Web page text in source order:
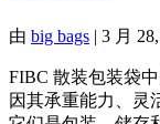
由 big bags | 3 月
FIBC 散装包装袋
因其承重能力、灵